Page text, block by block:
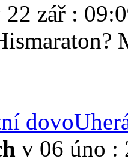
22 zář :
v 06 úno :